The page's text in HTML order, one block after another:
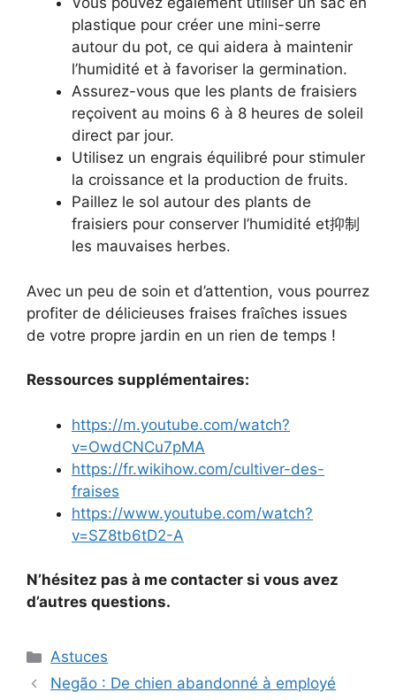
plastique pour créer une mini-serre
autour du pot, ce qui aidera à maintenir
l’humidité et à favoriser la germination.
Assurez-vous que les plants de fraisiers
reçoivent au moins 6 à 8 heures de soleil
direct par jour.
Utilisez un engrais équilibré pour stimuler
la croissance et la production de fruits.
Paillez le sol autour des plants de
fraisiers pour conserver l’humidité et抑制
les mauvaises herbes.
Avec un peu de soin et d’attention, vous pourrez
profiter de délicieuses fraises fraîches issues
de votre propre jardin en un rien de temps !
Ressources supplémentaires:
https://m.youtube.com/watch?
v=OwdCNCu7pMA
https://fr.wikihow.com/cultiver-des-
fraises
https://www.youtube.com/watch?
v=SZ8tb6tD2-A
N’hésitez pas à me contacter si vous avez
d’autres questions.
Categories
Astuces
Negão : De chien abandonné à employé